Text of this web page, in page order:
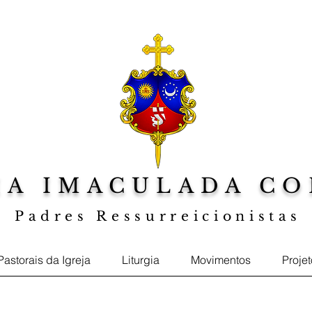
IMACULADA
Padres Ressurreicionistas
sua Fé, Web TV Jesus ao Centro,
da Igreja Liturgia Movimentos